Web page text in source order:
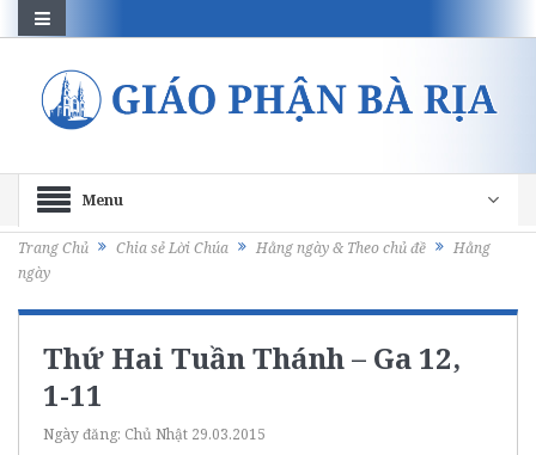
Menu
Trang Chủ Chia sẻ Lời Chúa Hằng ngày & Theo chủ đề
Hằng
ngày
Thứ Hai Tuần Thánh – Ga 12,
1-11
Ngày đăng: Chủ Nhật 29.03.2015